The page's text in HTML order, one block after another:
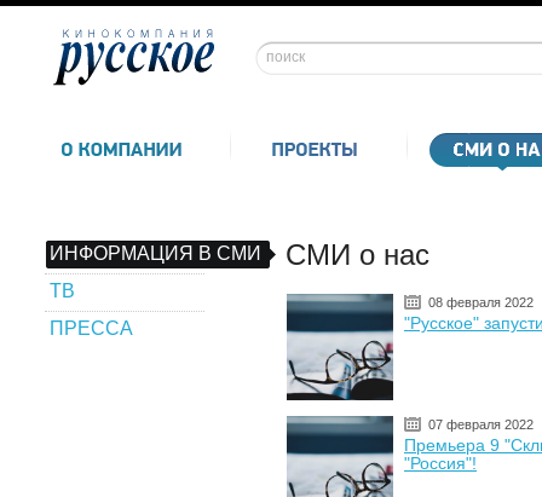
ИНФОРМАЦИЯ В СМИ
ТВ
ПРЕССА
СМИ о нас
08 февраля 2022
"Русское"
07 февраля 2022
Премьера 9
"Россия"!